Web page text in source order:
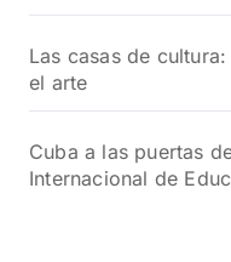
Las casas de
el arte
Cuba a las puertas
Internacional de